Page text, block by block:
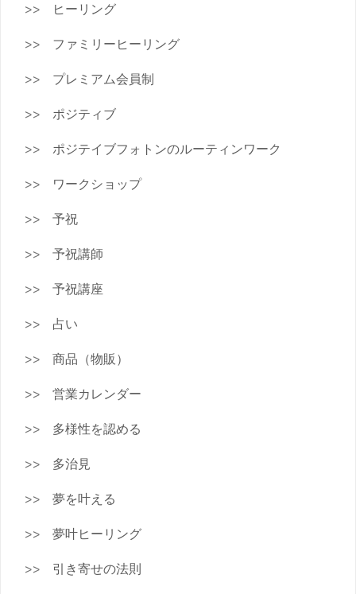
ヒーリング
ファミリーヒーリング
プレミアム会員制
ポジティブ
ポジテイブフォトンのルーティンワーク
ワークショップ
予祝
予祝講師
予祝講座
占い
商品（物販）
営業カレンダー
多様性を認める
多治見
夢を叶える
夢叶ヒーリング
引き寄せの法則